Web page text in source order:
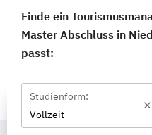
Finde ein
Master Abschluss in
passt:
Studienform:
Vollzeit